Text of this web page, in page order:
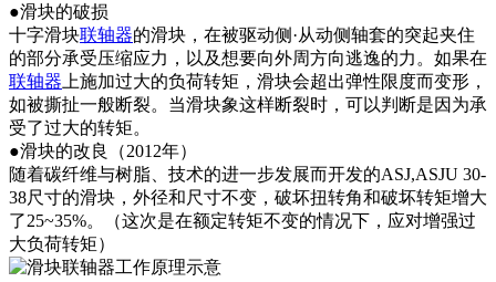
●滑块的破损
十字滑块联轴器的滑块，在被驱动侧·从动侧轴套的突起夹住
的部分承受压缩应力，以及想要向外周方向逃逸的力。如果在
联轴器 上施加过大的负荷转矩，滑块会超出弹性限度而变形，
如被撕扯一般断裂。当滑块象这样断裂时，可以判断是因为承
受了过大的转矩。
●滑块的改良（2012年）
随着碳纤维与树脂、技术的进一步发展而开发的ASJ,ASJU 30-
38尺寸的滑块，外径和尺寸不变，破坏扭转角和破坏转矩增大
了25~35%。（这次是在额定转矩不变的情况下，应对增强过
大负荷转矩）